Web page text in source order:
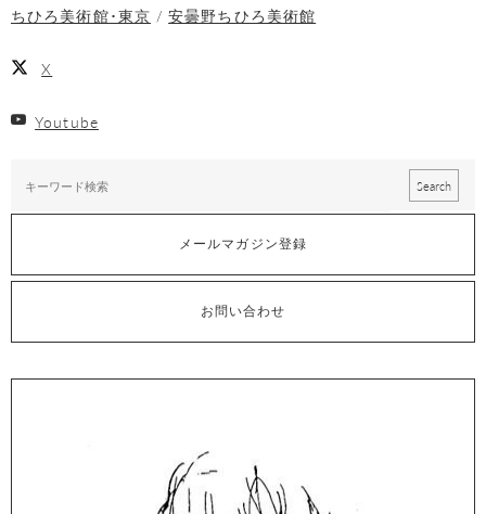
ちひろ美術館･東京
安曇野ちひろ美術館
X
Youtube
メールマガジン登録
お問い合わせ